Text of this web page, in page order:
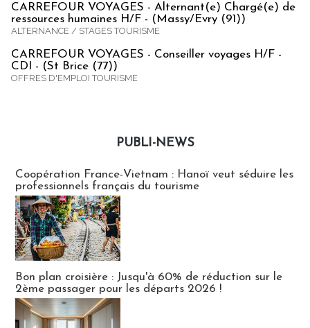
CARREFOUR VOYAGES - Alternant(e) Chargé(e) de
ressources humaines H/F - (Massy/Evry (91))
ALTERNANCE / STAGES TOURISME
CARREFOUR VOYAGES - Conseiller voyages H/F -
CDI - (St Brice (77))
OFFRES D'EMPLOI TOURISME
PUBLI-NEWS
Coopération France-Vietnam : Hanoï veut séduire les
professionnels français du tourisme
Bon plan croisière : Jusqu'à 60% de réduction sur le
2ème passager pour les départs 2026 !